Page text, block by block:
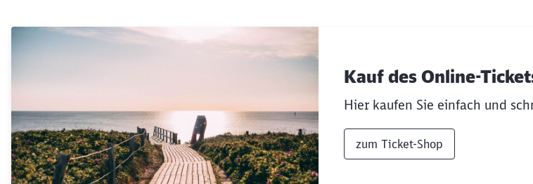
Kauf des Online-
Hier kaufen Sie einfach und
zum Ticket-Shop